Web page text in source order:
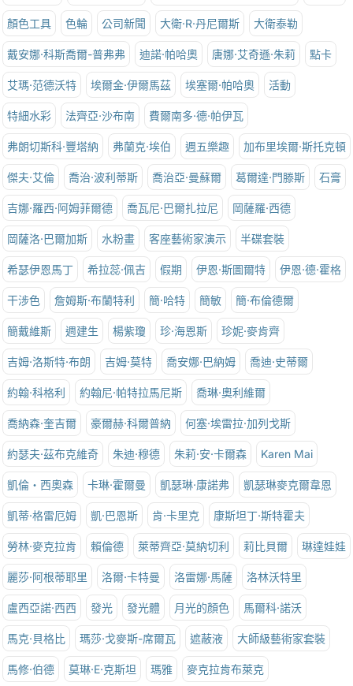
顏色工具 色輪 公司新聞 大衛·R·丹尼爾斯 大衛泰勒
戴安娜·科斯喬爾-普弗弗 迪諾·帕哈奧 唐娜·艾奇遜·朱莉 點卡
艾瑪·范德沃特 埃爾金·伊爾馬茲 埃塞爾·帕哈奧 活動
特細水彩 法齊亞·沙布南 費爾南多·德·帕伊瓦
弗朗切斯科·豐塔納 弗蘭克·埃伯 週五樂趣 加布里埃爾·斯托克頓
傑夫·艾倫 喬治·波利蒂斯 喬治亞·曼蘇爾 葛爾達·門滕斯 石膏
吉娜·羅西·阿姆菲爾德 喬瓦尼·巴爾扎拉尼 岡薩羅·西德
岡薩洛·巴爾加斯 水粉畫 客座藝術家演示 半碟套裝
希瑟伊恩馬丁 希拉蕊·佩吉 假期 伊恩·斯圖爾特 伊恩·德·霍格
干涉色 詹姆斯·布蘭特利 簡·哈特 簡敏 簡·布倫德爾
簡戴維斯 週建生 楊紫瓊 珍·海恩斯 珍妮·麥肯齊
吉姆·洛斯特·布朗 吉姆·莫特 喬安娜·巴納姆 喬迪·史蒂爾
約翰·科格利 約翰尼·帕特拉馬尼斯 喬琳·奧利維爾
喬納森·奎吉爾 豪爾赫·科爾普納 何塞·埃雷拉·加列戈斯
約瑟夫·茲布克維奇 朱迪·穆德 朱莉·安·卡爾森 Karen Mai
凱倫‧西奧森 卡琳·霍爾曼 凱瑟琳·康諾弗 凱瑟琳麥克爾韋恩
凱蒂·格雷厄姆 凱·巴恩斯 肯·卡里克 康斯坦丁·斯特霍夫
勞林·麥克拉肯 賴倫德 萊蒂齊亞·莫納切利 莉比貝爾 琳達娃娃
麗莎·阿根蒂耶里 洛爾·卡特曼 洛雷娜·馬薩 洛林沃特里
盧西亞諾·西西 發光 發光體 月光的顏色 馬爾科·諾沃
馬克·貝格比 瑪莎·戈麥斯-席爾瓦 遮蔽液 大師級藝術家套裝
馬修·伯德 莫琳·E·克斯坦 瑪雅 麥克拉肯布萊克